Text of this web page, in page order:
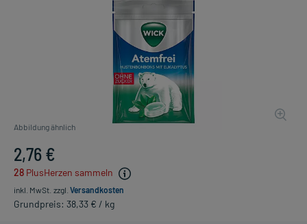
Abbildung ähnlich
2,76 €
28 PlusHerzen sammeln
inkl. MwSt. zzgl. Versandkosten
Grundpreis: 38,33 € / kg